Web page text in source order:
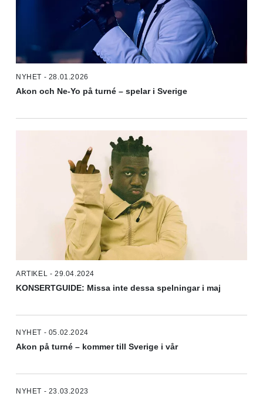
NYHET - 28.01.2026
Akon och Ne-Yo på turné – spelar i Sverige
ARTIKEL - 29.04.2024
KONSERTGUIDE: Missa inte dessa spelningar i maj
NYHET - 05.02.2024
Akon på turné – kommer till Sverige i vår
NYHET - 23.03.2023